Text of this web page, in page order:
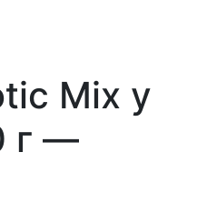
Mix у
г —